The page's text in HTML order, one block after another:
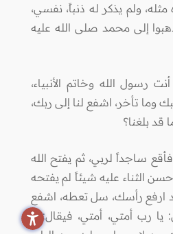
ولم يذكر له ذنباً، نفسي،
إلى محمد صلى الله عليه
رسول الله وخاتم الأنبياء،
وما تأخر، اشفع لنا إلى ربك،
قد بلغنا؟
ساجداً لربي، ثم يفتح الله
الثناء عليه شيئاً لم يفتحه
ارفع رأسك، سل تعطه، اشفع
رب أمتي، أمتي، فيقال: يا